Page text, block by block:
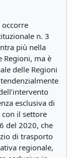
occorre
n. 3
più nella
Regioni, ma è
delle Regioni
esclusiva di
il settore
del 2020, che
di trasporto
regionale,